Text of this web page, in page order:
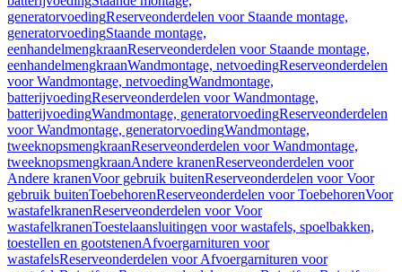
generatorvoedingReserveonderdelen voor Staande montage,
generatorvoedingStaande montage,
eenhandelmengkraanReserveonderdelen voor Staande montage,
eenhandelmengkraanWandmontage, netvoedingReserveonderdelen
voor Wandmontage, netvoedingWandmontage,
batterijvoedingReserveonderdelen voor Wandmontage,
batterijvoedingWandmontage, generatorvoedingReserveonderdelen
voor Wandmontage, generatorvoedingWandmontage,
tweeknopsmengkraanReserveonderdelen voor Wandmontage,
tweeknopsmengkraanAndere kranenReserveonderdelen voor
Andere kranenVoor gebruik buitenReserveonderdelen voor Voor
gebruik buitenToebehorenReserveonderdelen voor ToebehorenVoor
wastafelkranenReserveonderdelen voor Voor
wastafelkranenToestelaansluitingen voor wastafels, spoelbakken,
toestellen en gootstenenAfvoergarnituren voor
wastafelsReserveonderdelen voor Afvoergarnituren voor